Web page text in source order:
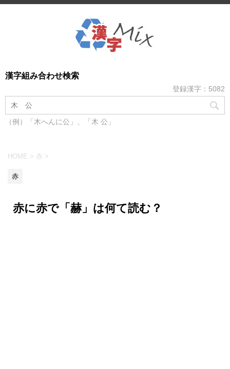
漢字組み合わせ検索
登録漢字：5082
（例）「木へんに公」、「木 公」
HOME > 赤 >
赤
赤に赤で「赫」は何て読む？